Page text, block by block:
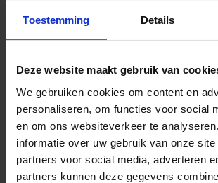
Toestemming Details
Deze website maakt gebruik van
We gebruiken cookies om content en
personaliseren, om functies voor social
en om ons websiteverkeer te
informatie over uw gebruik van onze site
partners voor social media, adverteren
partners kunnen deze gegevens
Verkorte Opleiding Gemeentejurist
OVERHEID